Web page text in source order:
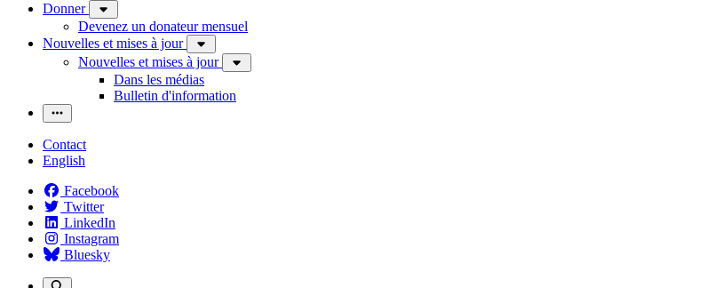
Donner
Devenez un donateur mensuel
Nouvelles et mises à jour
Nouvelles et mises à jour
Dans les médias
Bulletin d'information
Contact
English
Facebook
Twitter
LinkedIn
Instagram
Bluesky